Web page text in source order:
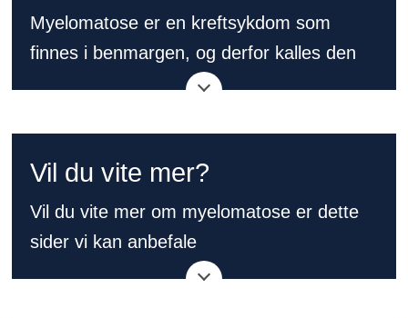
Myelomatose er en kreftsykdom som
finnes i benmargen, og derfor kalles den
også benmargskreft. I benets marghule
Plasmacellen er en av de hvite blodcellene
som dannes. Plasmacellene er designet
for å produsere spesielle proteiner, også
kalt antistoffer. Antistoffer hjelper kroppen
Vil du vite mer?
Vil du vite mer om myelomatose er dette
sider vi kan anbefale